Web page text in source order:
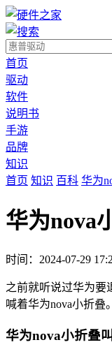
首页
驱动
软件
说明书
手游
品牌
知识
首页 知识 百科 华为
华为nova
时间：2024-07-29
之前就听说过华为要
喊着华为nova小折叠
华为nova小折叠